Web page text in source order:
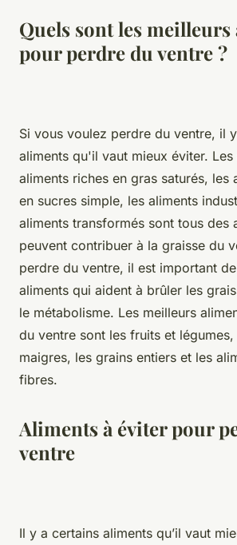
Quels sont les
pour perdre du ventre ?
Si vous voulez perdre du ventre, il
aliments qu'il vaut mieux éviter.
aliments riches en gras saturés, les
en sucres simple, les aliments
aliments transformés sont tous des
peuvent contribuer à la graisse du
perdre du ventre, il est important
aliments qui aident à brûler les
le métabolisme. Les meilleurs
du ventre sont les fruits et
maigres, les grains entiers et les
fibres.
Aliments à éviter pour
ventre
Il y a certains aliments qu’il vaut